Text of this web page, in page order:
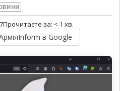
Прочитаєте за: < 1 хв.
в Google